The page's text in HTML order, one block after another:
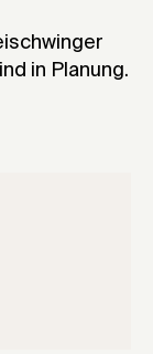
in Planung.